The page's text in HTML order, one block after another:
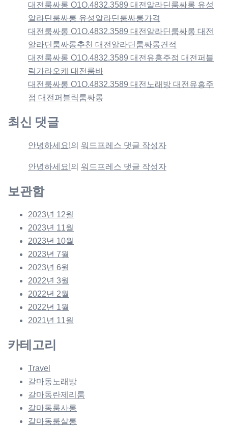
대전룸싸롱 O1O.4832.3589 대전알라딘룸싸롱 유성
알라딘룸싸롱 유성알라딘룸싸롱가격
대전룸싸롱 O1O.4832.3589 대전알라딘룸싸롱 대전
알라딘룸싸롱추천 대전알라딘룸싸롱견적
대전룸싸롱 O1O.4832.3589 대전유흥주점 대전퍼블
릭가라오케 대전룸바
대전룸싸롱 O1O.4832.3589 대전노래방 대전유흥주
점 대전퍼블릭룸싸롱
최신 댓글
안녕하세요!의 워드프레스 댓글 작성자
안녕하세요!의 워드프레스 댓글 작성자
보관함
2023년 12월
2023년 11월
2023년 10월
2023년 7월
2023년 6월
2022년 3월
2022년 2월
2022년 1월
2021년 11월
카테고리
Travel
갈마동노래방
갈마동란제리룸
갈마동룸사롱
갈마동룸살롱